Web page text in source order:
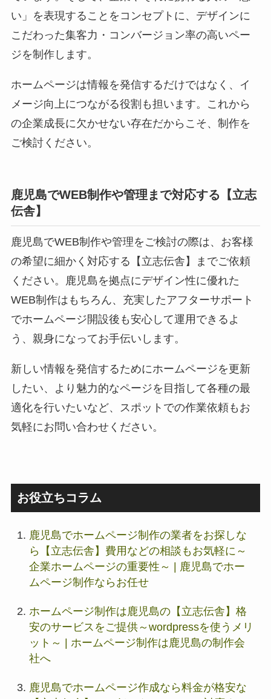
い」を表現することをコンセプトに、デザインに
こだわった集客力・コンバージョン率の高いペー
ジを制作します。
ホームページは情報を発信するだけではなく、イ
メージ向上につながる役割も担います。これから
の企業成長に欠かせない存在だからこそ、制作を
ご検討ください。
鹿児島でWEB制作や管理まで対応する【立志
伝舎】
鹿児島でWEB制作や管理をご検討の際は、お客様
の希望に細かく対応する【立志伝舎】までご依頼
ください。鹿児島を拠点にデザイン性に優れた
WEB制作はもちろん、充実したアフターサポート
でホームページ開設後も安心して運用できるよ
う、親身になってお手伝いします。
新しい情報を発信するためにホームページを更新
したい、より魅力的なページを目指して各種の最
適化を行いたいなど、スポットでの作業依頼もお
気軽にお問い合わせください。
お役立ちコラム
鹿児島でホームページ制作の業者をお探しな
ら【立志伝舎】費用などの相談もお気軽に～
企業ホームページの重要性～ | 鹿児島でホー
ムページ制作ならお任せ
ホームページ制作は鹿児島の【立志伝舎】格
安のサービスをご提供～wordpressを使うメリ
ット～ | ホームページ制作は鹿児島の制作会
社へ
鹿児島でホームページ作成なら料金が格安な